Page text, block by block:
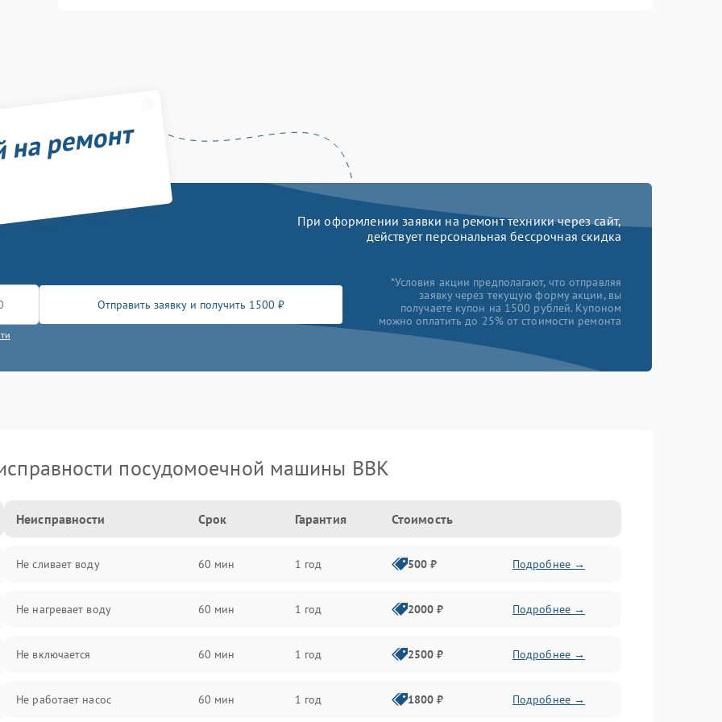
ремонт
При оформлении заявки на ремонт техники через сайт,
действует персональная бессрочная скидка
Отправить заявку и получить 1500 ₽
*Условия акции предполагают, что отправляя
заявку через текущую форму акции, вы
получаете купон на 1500 рублей. Купоном
можно оплатить до 25% от стоимости ремонта
посудомоечной машины BBK
Неисправности Срок Гарантия Стоимость
Не сливает воду 60 мин 1 год 500 ₽ Подробнее →
Не нагревает воду 60 мин 1 год 2000 ₽ Подробнее →
Не включается 60 мин 1 год 2500 ₽ Подробнее →
Не работает насос 60 мин 1 год 1800 ₽ Подробнее →